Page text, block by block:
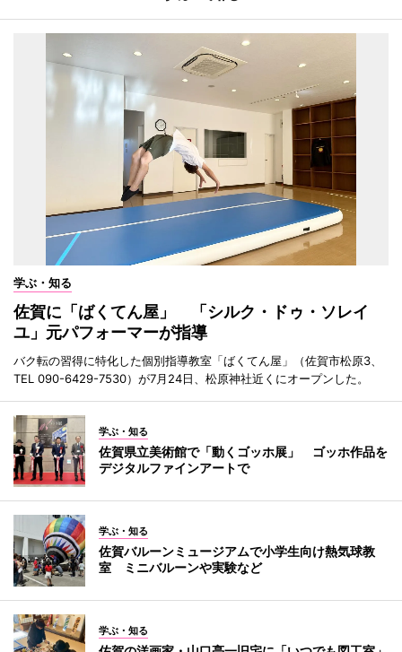
学ぶ・知る
佐賀に「ばくてん屋」 「シルク・ドゥ・ソレイ
ユ」元パフォーマーが指導
バク転の習得に特化した個別指導教室「ばくてん屋」（佐賀市松原3、
TEL 090-6429-7530）が7月24日、松原神社近くにオープンした。
学ぶ・知る
佐賀県立美術館で「動くゴッホ展」 ゴッホ作品を
デジタルファインアートで
学ぶ・知る
佐賀バルーンミュージアムで小学生向け熱気球教
室 ミニバルーンや実験など
学ぶ・知る